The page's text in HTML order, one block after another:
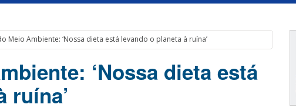
Meio Ambiente: ‘Nossa dieta está levando o planeta à ruína’
‘Nossa dieta está
ruína’